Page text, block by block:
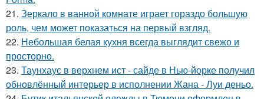
21. Зеркало в ванной комнате играет гораздо большую
роль, чем может показаться на первый взгляд.
22. Небольшая белая кухня всегда выглядит свежо и
просторно.
23. Таунхаус в верхнем ист - сайде в Нью-йорке получил
обновлённый интерьер в исполнении Жана - Луи деньо.